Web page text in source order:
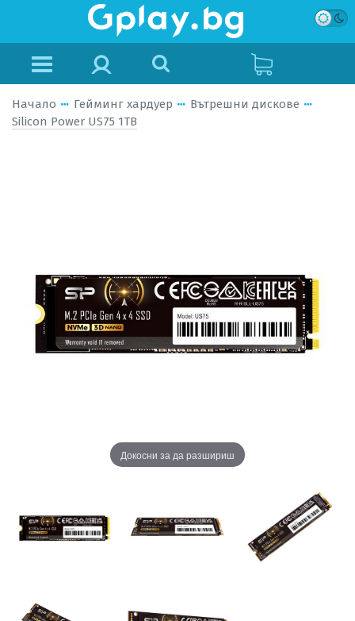
Начало Гейминг хардуер
Вътрешни дискове
Silicon Power US75 1TB
Докосни за да разшириш